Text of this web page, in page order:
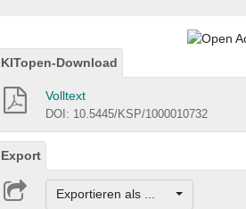
KITopen-Download
Volltext
DOI: 10.5445/KSP/1000010732
Export
Exportieren als ...